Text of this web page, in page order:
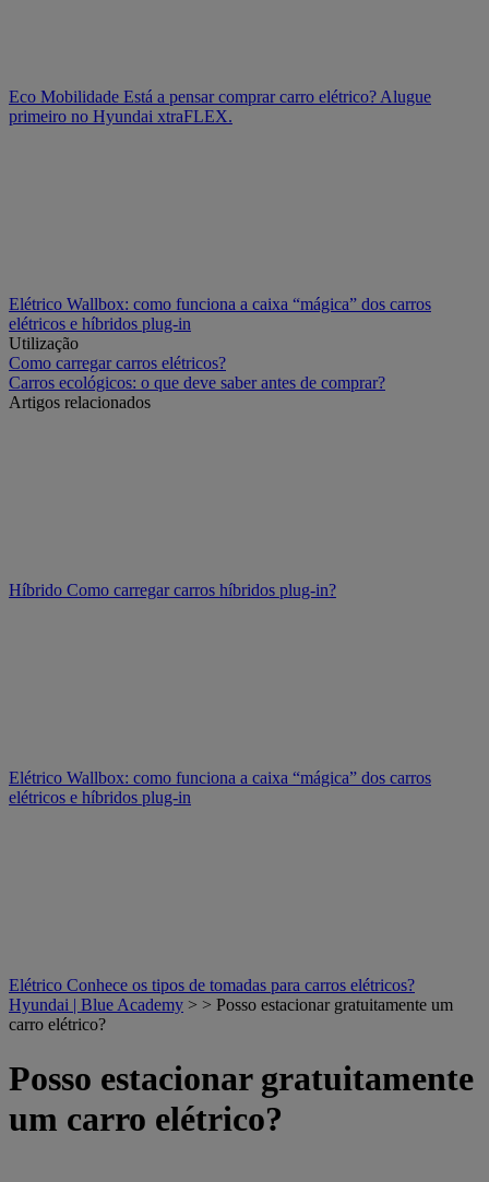
Eco Mobilidade Está a pensar comprar carro elétrico? Alugue
primeiro no Hyundai xtraFLEX.
Elétrico Wallbox: como funciona a caixa “mágica” dos carros
elétricos e híbridos plug-in
Utilização
Como carregar carros elétricos?
Carros ecológicos: o que deve saber antes de comprar?
Artigos relacionados
Híbrido Como carregar carros híbridos plug-in?
Elétrico Wallbox: como funciona a caixa “mágica” dos carros
elétricos e híbridos plug-in
Elétrico Conhece os tipos de tomadas para carros elétricos?
Hyundai | Blue Academy > > Posso estacionar gratuitamente um
carro elétrico?
Posso estacionar gratuitamente
um carro elétrico?